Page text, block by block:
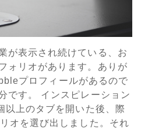
が表示され続けている、お
ォリオがあります。ありが
プロフィールがあるので
です。 インスピレーション
以上のタブを開いた後、際
オを選び出しました。それ